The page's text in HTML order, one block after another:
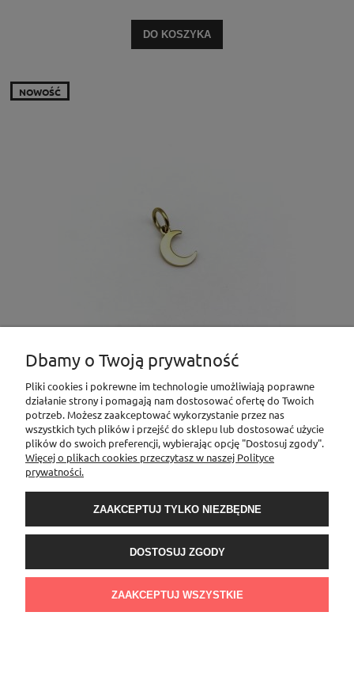
DO KOSZYKA
Zawieszka złoty księżyc - stal 316 L
7,90 zł
NOWOŚĆ
NOWOŚĆ
Dbamy o Twoją prywatność
Pliki cookies i pokrewne im technologie umożliwiają poprawne
działanie strony i pomagają nam dostosować ofertę do Twoich
potrzeb. Możesz zaakceptować wykorzystanie przez nas
wszystkich tych plików i przejść do sklepu lub dostosować użycie
plików do swoich preferencji, wybierając opcję "Dostosuj zgody".
Więcej o plikach cookies przeczytasz w naszej Polityce
prywatności.
ZAAKCEPTUJ TYLKO NIEZBĘDNE
DOSTOSUJ ZGODY
ZAAKCEPTUJ WSZYSTKIE